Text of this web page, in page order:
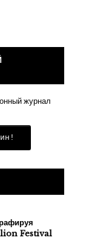
Festival